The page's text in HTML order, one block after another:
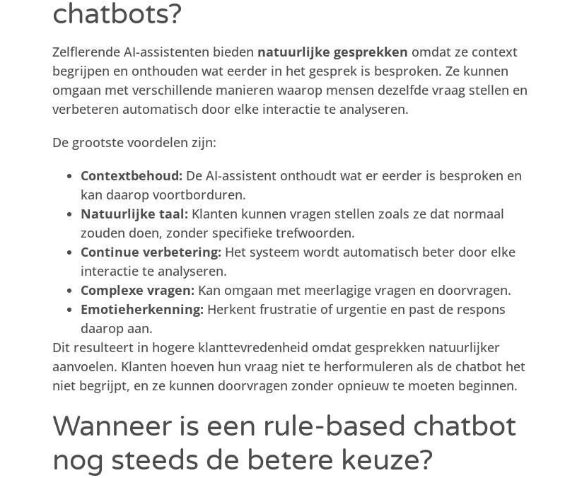
chatbots?
Zelflerende AI-assistenten bieden natuurlijke gesprekken omdat ze context
begrijpen en onthouden wat eerder in het gesprek is besproken. Ze kunnen
omgaan met verschillende manieren waarop mensen dezelfde vraag stellen en
verbeteren automatisch door elke interactie te analyseren.
De grootste voordelen zijn:
Contextbehoud: De AI-assistent onthoudt wat er eerder is besproken en
kan daarop voortborduren.
Natuurlijke taal: Klanten kunnen vragen stellen zoals ze dat normaal
zouden doen, zonder specifieke trefwoorden.
Continue verbetering: Het systeem wordt automatisch beter door elke
interactie te analyseren.
Complexe vragen: Kan omgaan met meerlagige vragen en doorvragen.
Emotieherkenning: Herkent frustratie of urgentie en past de respons
daarop aan.
Dit resulteert in hogere klanttevredenheid omdat gesprekken natuurlijker
aanvoelen. Klanten hoeven hun vraag niet te herformuleren als de chatbot het
niet begrijpt, en ze kunnen doorvragen zonder opnieuw te moeten beginnen.
Wanneer is een rule-based chatbot
nog steeds de betere keuze?